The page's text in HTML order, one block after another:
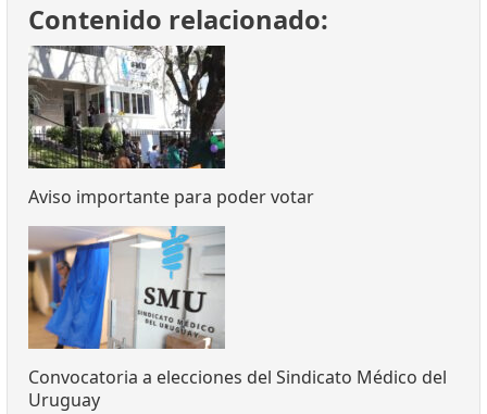
Contenido relacionado:
Aviso importante para poder votar
Convocatoria a elecciones del Sindicato Médico del
Uruguay